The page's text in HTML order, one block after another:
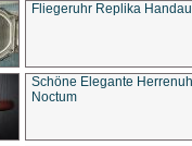
Fliegeruhr Replika
Schöne Elegante
Noctum